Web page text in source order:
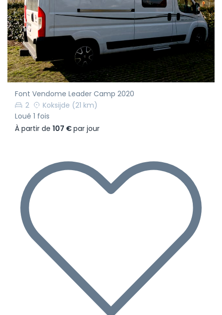
Font Vendome Leader Camp 2020
2
Koksijde (21 km)
Loué 1 fois
À partir de 107 €par jour